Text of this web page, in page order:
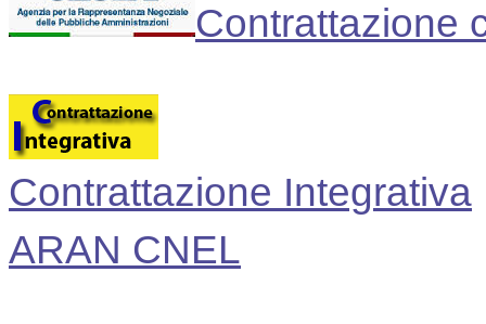
Contrattazione
Contrattazione Integrativa
ARAN CNEL